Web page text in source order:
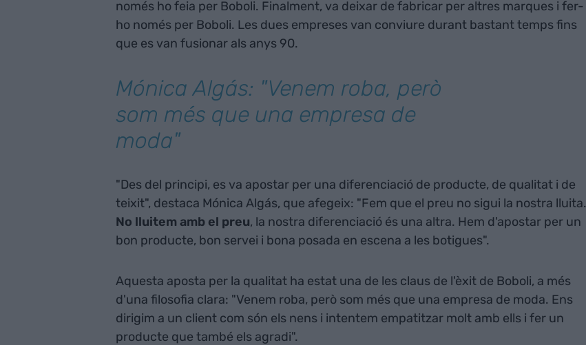
només ho feia per Boboli. Finalment, va deixar de fabricar per altres marques i fer-
ho només per Boboli. Les dues empreses van conviure durant bastant temps fins
que es van fusionar als anys 90.
Mónica Algás: "Venem roba, però
som més que una empresa de
moda"
"Des del principi, es va apostar per una diferenciació de producte, de qualitat i de
teixit", destaca Mónica Algás, que afegeix: "Fem que el preu no sigui la nostra lluita.
No lluitem amb el preu, la nostra diferenciació és una altra. Hem d'apostar per un
bon producte, bon servei i bona posada en escena a les botigues".
Aquesta aposta per la qualitat ha estat una de les claus de l'èxit de Boboli, a més
d'una filosofia clara: "Venem roba, però som més que una empresa de moda. Ens
dirigim a un client com són els nens i intentem empatitzar molt amb ells i fer un
producte que també els agradi".